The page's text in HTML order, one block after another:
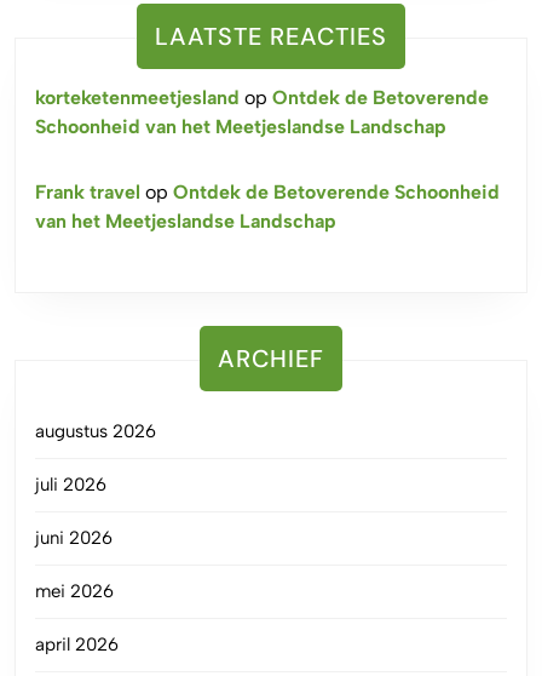
LAATSTE REACTIES
korteketenmeetjesland op Ontdek de Betoverende
Schoonheid van het Meetjeslandse Landschap
Frank travel op Ontdek de Betoverende Schoonheid
van het Meetjeslandse Landschap
ARCHIEF
augustus 2026
juli 2026
juni 2026
mei 2026
april 2026